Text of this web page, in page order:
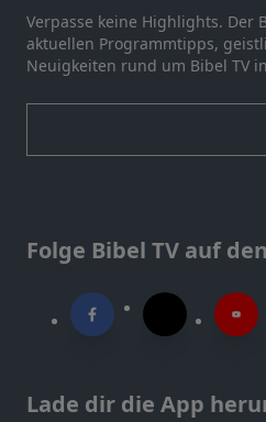
Verpasse keine Highlights. Der
aktuellen Programmtipps,
Neuigkeiten rund um Bibel TV
Folge Bibel TV auf
Lade dir die App